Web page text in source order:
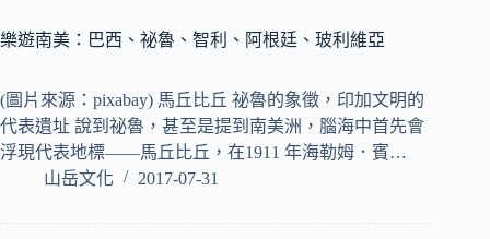
樂遊南美：巴西、祕魯、智利、阿根廷、玻利維亞
(圖片來源：pixabay) 馬丘比丘 祕魯的象徵，印加文明的
代表遺址 說到祕魯，甚至是提到南美洲，腦海中首先會
浮現代表地標――馬丘比丘，在1911 年海勒姆．賓…
山岳文化
2017-07-31